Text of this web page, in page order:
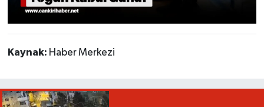
Kaynak: Haber Merkezi